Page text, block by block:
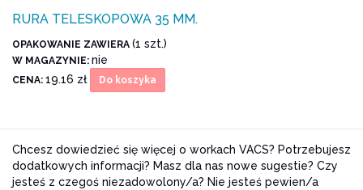
RURA TELESKOPOWA 35 MM.
OPAKOWANIE ZAWIERA (1 szt.)
W MAGAZYNIE: nie
CENA: 19.16 zł Do koszyka
Chcesz dowiedzieć się więcej o workach VACS? Potrzebujesz
dodatkowych informacji? Masz dla nas nowe sugestie? Czy
jesteś z czegoś niezadowolony/a? Nie jesteś pewien/a